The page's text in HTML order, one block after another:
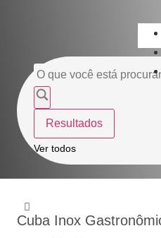
Resultados
Ver todos
Cuba Inox